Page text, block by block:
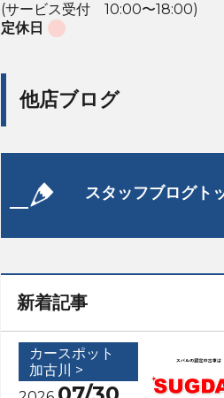
(サービス受付 10:00〜18:00)
定休日
他店ブログ
スタッフブログト
新着記事
カースポット
加古川 >